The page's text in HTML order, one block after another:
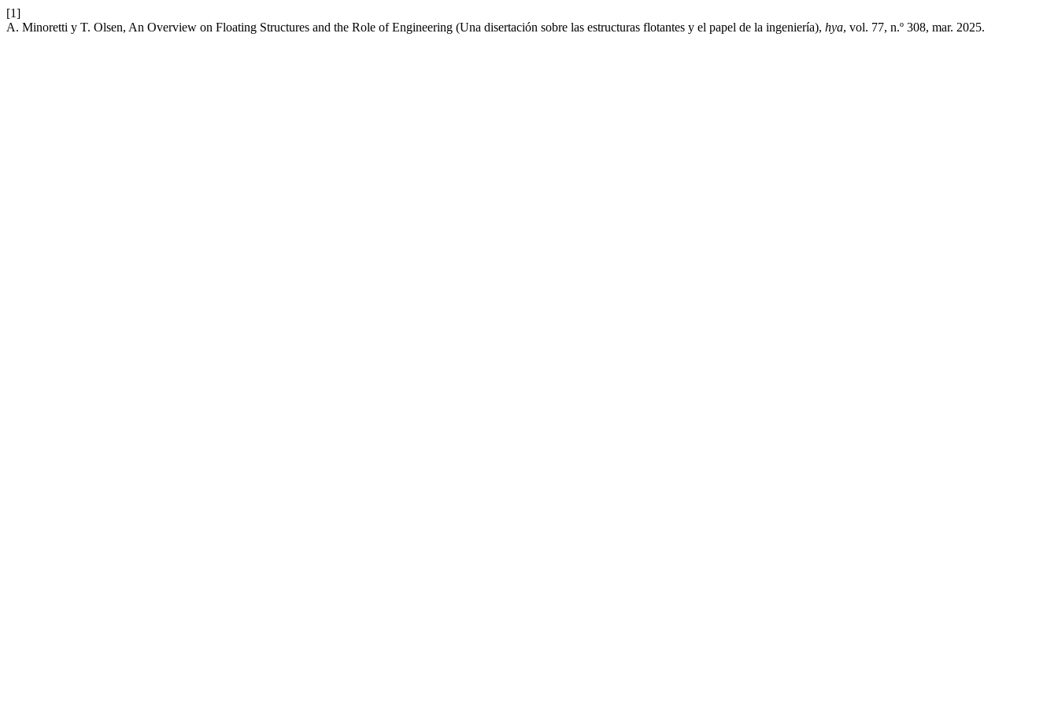
[1]
A. Minoretti y T. Olsen, An Overview on Floating Structures and the Role of Engineering (Una disertación sobre las estructuras flotantes y el papel de la ingeniería), hya, vol. 77, n.º 308, mar. 2025.